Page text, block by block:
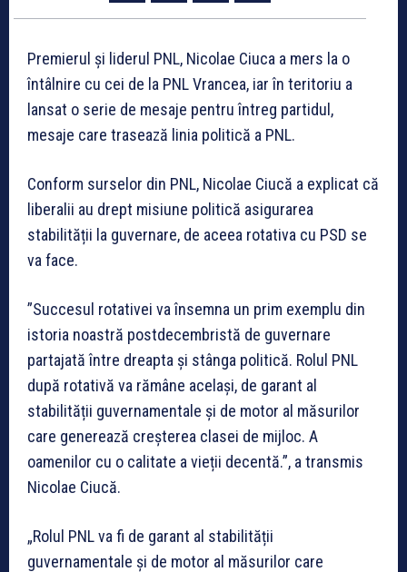
Premierul și liderul PNL, Nicolae Ciuca a mers la o
întâlnire cu cei de la PNL Vrancea, iar în teritoriu a
lansat o serie de mesaje pentru întreg partidul,
mesaje care trasează linia politică a PNL.
Conform surselor din PNL, Nicolae Ciucă a explicat că
liberalii au drept misiune politică asigurarea
stabilității la guvernare, de aceea rotativa cu PSD se
va face.
”Succesul rotativei va însemna un prim exemplu din
istoria noastră postdecembristă de guvernare
partajată între dreapta și stânga politică. Rolul PNL
după rotativă va rămâne același, de garant al
stabilității guvernamentale și de motor al măsurilor
care generează creșterea clasei de mijloc. A
oamenilor cu o calitate a vieții decentă.”, a transmis
Nicolae Ciucă.
„Rolul PNL va fi de garant al stabilității
guvernamentale și de motor al măsurilor care